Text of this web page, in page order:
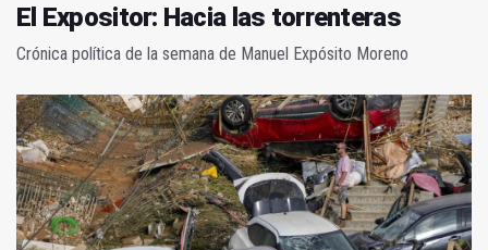
El Expositor: Hacia las torrenteras
Crónica política de la semana de Manuel Expósito Moreno